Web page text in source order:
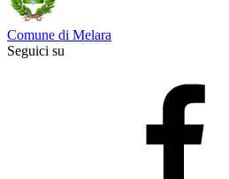
Comune di Melara
Seguici su